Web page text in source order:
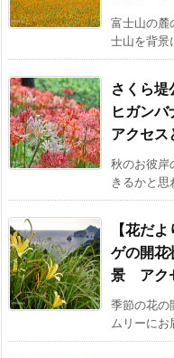
富士山の麓
士山を背景
さくら
ヒガン
アクセス
秋のお彼岸
きるかと思
【花だ
ゲの開
景 アク
季節の花の
ムリーにお